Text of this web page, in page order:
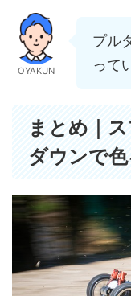
OYAKUN
プル
って
まとめ｜
ダウンで